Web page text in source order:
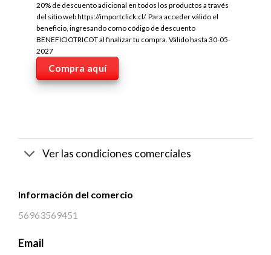
20% de descuento adicional en todos los productos a través
del sitio web https://importclick.cl/. Para acceder válido el
beneficio, ingresando como código de descuento
BENEFICIOTRICOT al finalizar tu compra. Válido hasta 30-05-
2027
Compra aquí
Ver las condiciones comerciales
Información del comercio
56963569451
Email